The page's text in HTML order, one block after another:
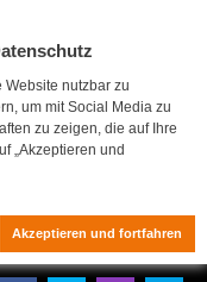
nutzbar zu
um mit Social Media zu
zu zeigen, die auf Ihre
„Akzeptieren und
Akzeptieren und fortfahren